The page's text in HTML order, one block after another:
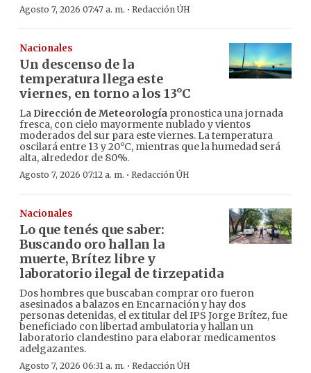
Agosto 7, 2026 07:47 a. m. · Redacción ÚH
Nacionales
Un descenso de la
temperatura llega este
viernes, en torno a los 13°C
La Dirección de Meteorología pronostica una jornada
fresca, con cielo mayormente nublado y vientos
moderados del sur para este viernes. La temperatura
oscilará entre 13 y 20°C, mientras que la humedad será
alta, alrededor de 80%.
Agosto 7, 2026 07:12 a. m. · Redacción ÚH
Nacionales
Lo que tenés que saber:
Buscando oro hallan la
muerte, Brítez libre y
laboratorio ilegal de tirzepatida
Dos hombres que buscaban comprar oro fueron
asesinados a balazos en Encarnación y hay dos
personas detenidas, el ex titular del IPS Jorge Brítez, fue
beneficiado con libertad ambulatoria y hallan un
laboratorio clandestino para elaborar medicamentos
adelgazantes.
Agosto 7, 2026 06:31 a. m. · Redacción ÚH